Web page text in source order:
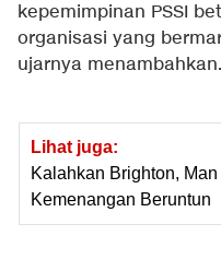
kepemimpinan PSSI
organisasi yang
ujarnya menambahkan.
Lihat juga:
Kalahkan Brighton,
Kemenangan Beruntun